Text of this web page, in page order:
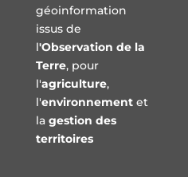
géoinformation
issus de
l'Observation de la
Terre, pour
l'agriculture,
l'environnementet
la gestion des
territoires